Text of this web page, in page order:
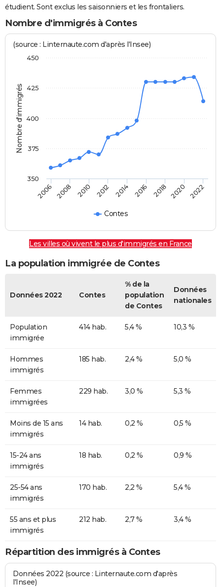
étudient. Sont exclus les saisonniers et les frontaliers.
Nombre d'immigrés à Contes
Nombre d'immigrés
(source : Linternaute.com d'après l'Insee)
Contes
2006 2008 2010 2012 2014 2016 2018 2020 2022
400
350
375
425
450
Les villes où vivent le plus d'immigrés en France
La population immigrée de Contes
Données 2022 Contes
% de la
population
de Contes
Données
nationales
Population
immigrée
414 hab. 5,4 % 10,3 %
Hommes
immigrés
185 hab. 2,4 % 5,0 %
Femmes
immigrées
229 hab. 3,0 % 5,3 %
Moins de 15 ans
immigrés
14 hab. 0,2 % 0,5 %
15-24 ans
immigrés
18 hab. 0,2 % 0,9 %
25-54 ans
immigrés
170 hab. 2,2 % 5,4 %
55 ans et plus
immigrés
212 hab. 2,7 % 3,4 %
Répartition des immigrés à Contes
Données 2022 (source : Linternaute.com d'après
l'Insee)